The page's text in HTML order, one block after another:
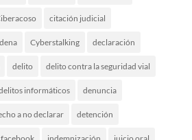
citación judicial
Cyberstalking declaración
delito delito contra la seguridad vial
informáticos denuncia
a no declarar detención